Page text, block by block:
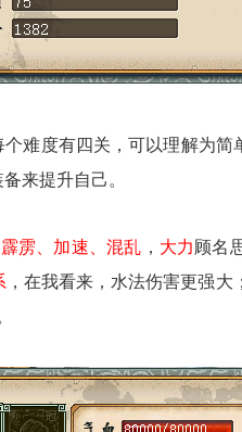
个难度有四关，可以理解为
来提升自己。
雳、加速、混乱 ， 大力 顾名
，在我看来，水法伤害更强大；